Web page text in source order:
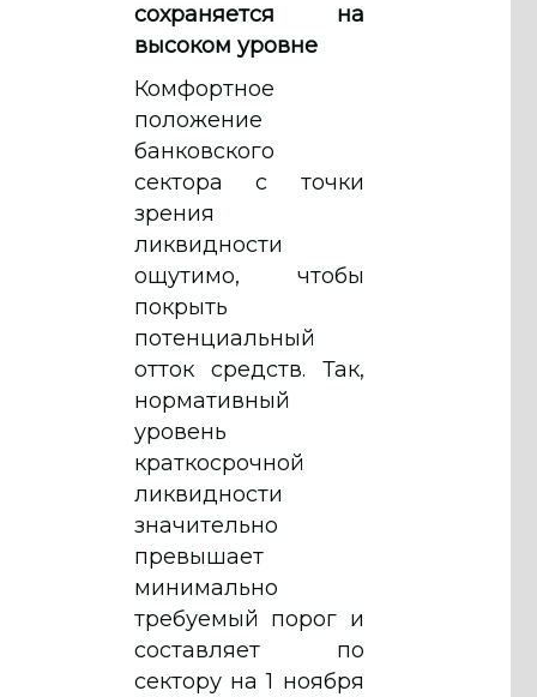
сохраняется на
высоком уровне
Комфортное
положение
банковского
сектора с точки
зрения
ликвидности
ощутимо, чтобы
покрыть
потенциальный
отток средств. Так,
нормативный
уровень
краткосрочной
ликвидности
значительно
превышает
минимально
требуемый порог и
составляет по
сектору на 1 ноября